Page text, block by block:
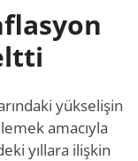
yükselişin
amacıyla
yıllara ilişkin